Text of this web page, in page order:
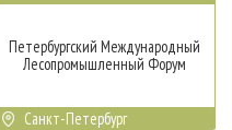
Петербургский Международный
Лесопромышленный Форум
Санкт-Петербург